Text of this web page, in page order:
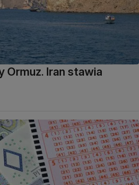
Ormuz. Iran stawia